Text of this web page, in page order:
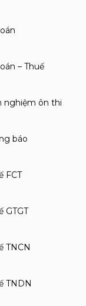
– Thuế
nghiệm ôn thi
báo
FCT
GTGT
TNCN
TNDN